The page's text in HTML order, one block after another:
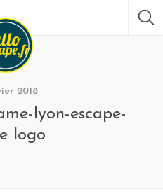
2018
lyon-escape-
logo